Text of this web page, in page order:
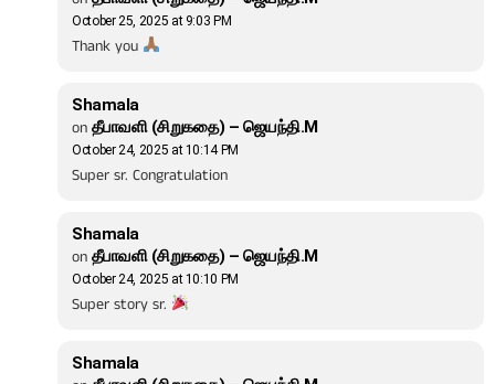
October 25, 2025 at 9:03 PM
Thank you
Shamala
on தீபாவளி (சிறுகதை) – ஜெயந்தி.M
October 24, 2025 at 10:14 PM
Super sr. Congratulation
Shamala
on தீபாவளி (சிறுகதை) – ஜெயந்தி.M
October 24, 2025 at 10:10 PM
Super story sr.
Shamala